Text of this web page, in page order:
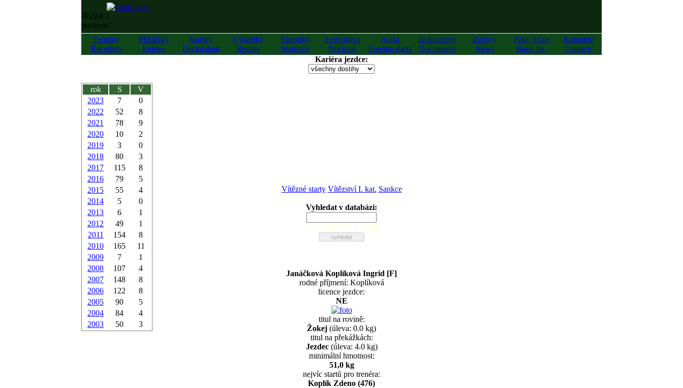
JEZDCI
/jockeys/
Termíny
Racedays
Přihlášky
Entries
Startky
Declaration
Výsledky
Results
Statistiky
Statistics
Legislativa
Decision
Avíza
Foreign starts
Dokumenty
Documents
Zprávy
News
Zákl. údaje
Basic fig.
Kontakty
Contacts
Kariéra jezdce:
rok S
V
2023
7
0
2022
52
8
2021
78
9
2020
10
2
2019
3
0
2018
80
3
2017
115
8
2016
79
5
2015
55
4
2014
5
0
2013
6
1
2012
49
1
2011
154
8
2010
165
11
2009
7
1
2008
107
4
2007
148
8
2006
122
8
2005
90
5
2004
84
4
2003
50 3
Vítězné starty Vítězství I. kat. Sankce
Vyhledat v databázi:
zadejte alespoň 2 znaky
Janáčková Koplíková Ingrid [F]
rodné příjmení: Koplíková
licence jezdce:
NE
titul na rovině:
Žokej (úleva: 0.0 kg)
titul na překážkách:
Jezdec(úleva: 4.0 kg)
minimální hmotnost:
51,0 kg
nejvíc startů pro trenéra:
Koplík Zdeno (476)